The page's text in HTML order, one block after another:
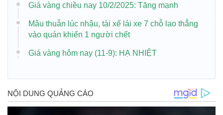
Giá vàng chiều nay 10/2/2025: Tăng mạnh
Mâu thuẫn lúc nhậu, tài xế lái xe 7 chỗ lao thẳng
vào quán khiến 1 người chết
Giá vàng hôm nay (11-9): HẠ NHIỆT